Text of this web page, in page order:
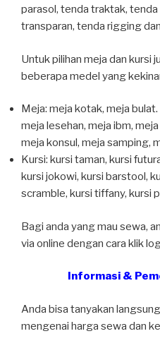
parasol, tenda traktak,
transparan, tenda rigging
Untuk pilihan meja dan kursi
beberapa medel yang
Meja: meja kotak, meja
meja lesehan, meja ibm,
meja konsul, meja samping,
Kursi: kursi taman, kursi
kursi jokowi, kursi barstool,
scramble, kursi tiffany, kursi
Bagi anda yang mau sewa,
via online dengan cara klik
Informasi &
Anda bisa tanyakan
mengenai harga sewa dan